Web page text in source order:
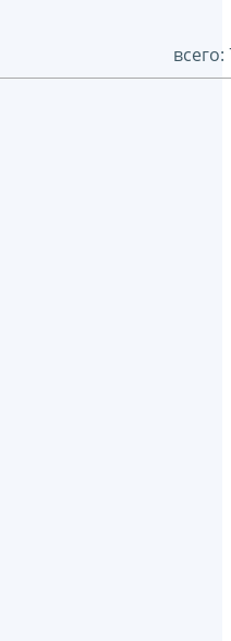
всего: